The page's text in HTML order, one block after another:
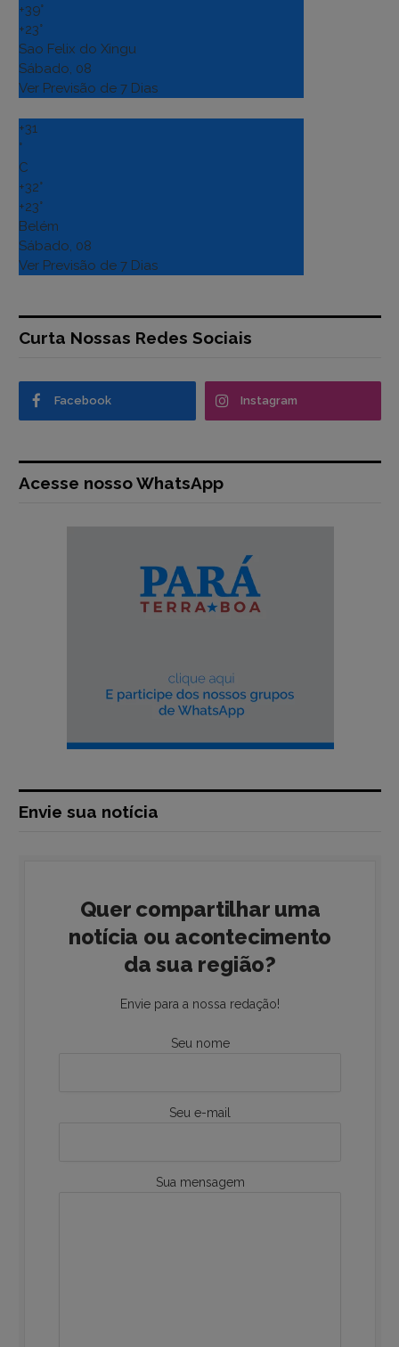
+39°
+23°
Sao Felix do Xingu
Sábado, 08
Ver Previsão de 7 Dias
+31
°
C
+32°
+23°
Belém
Sábado, 08
Ver Previsão de 7 Dias
Curta Nossas Redes Sociais
Facebook Instagram
Acesse nosso WhatsApp
Envie sua notícia
Quer compartilhar uma
notícia ou acontecimento
da sua região?
Envie para a nossa redação!
Seu nome
Seu e-mail
Sua mensagem